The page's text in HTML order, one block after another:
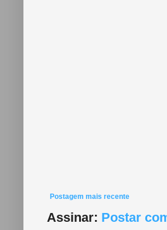
Postagem mais recente
Assinar: Postar